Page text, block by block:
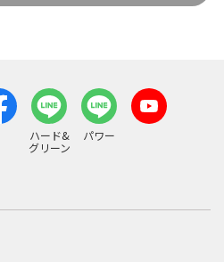
ハード&
グリーン
パワー